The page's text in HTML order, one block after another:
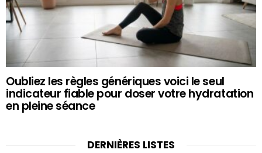
Oubliez les règles génériques voici le seul
indicateur fiable pour doser votre hydratation
en pleine séance
DERNIÈRES LISTES